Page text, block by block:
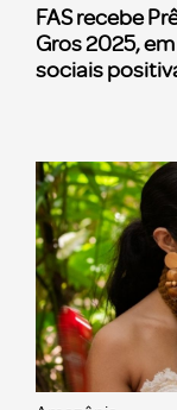
FAS recebe
Gros 2025,
sociais